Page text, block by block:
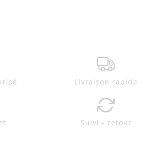
Livraison rapide
Suivi - retour